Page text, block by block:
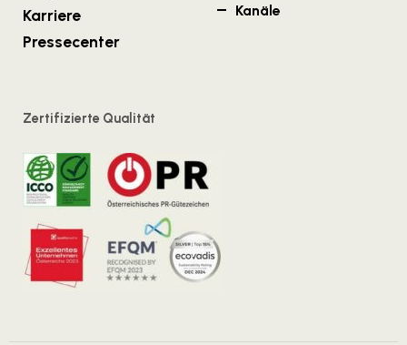
Karriere
Pressecenter
Kanäle
Zertifizierte Qualität